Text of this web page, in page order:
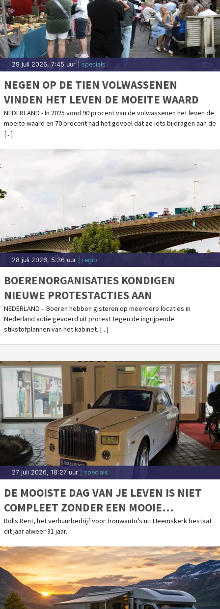
29 juli 2026, 7:45 uur | specials
NEGEN OP DE TIEN VOLWASSENEN
VINDEN HET LEVEN DE MOEITE WAARD
NEDERLAND - In 2025 vond 90 procent van de volwassenen het leven de
moeite waard en 70 procent had het gevoel dat ze iets bijdragen aan de
[...]
28 juli 2026, 5:36 uur | regio
BOERENORGANISATIES KONDIGEN
NIEUWE PROTESTACTIES AAN
NEDERLAND – Boeren hebben gisteren op meerdere locaties in
Nederland actie gevoerd uit protest tegen de ingrijpende
stikstofplannen van het kabinet. [...]
27 juli 2026, 18:27 uur | specials
DE MOOISTE DAG VAN JE LEVEN IS NIET
COMPLEET ZONDER EEN MOOIE
TROUWAUTO
Rolls Rent, het verhuurbedrijf voor trouwauto’s uit Heemskerk bestaat
dit jaar alweer 31 jaar.